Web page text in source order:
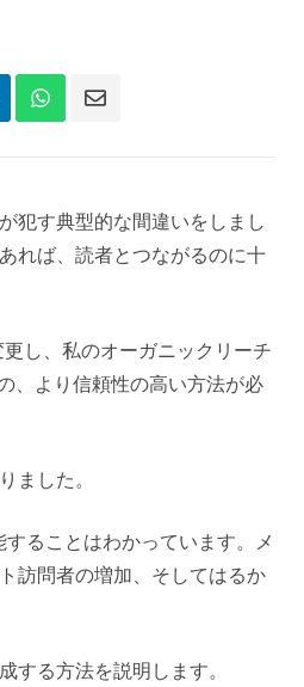
犯す典型的な間違いをしまし
れば、読者とつながるのに十
し、私のオーガニックリーチ
、より信頼性の高い方法が必
ました。
ることはわかっています。メ
訪問者の増加、そしてはるか
る方法を説明します。